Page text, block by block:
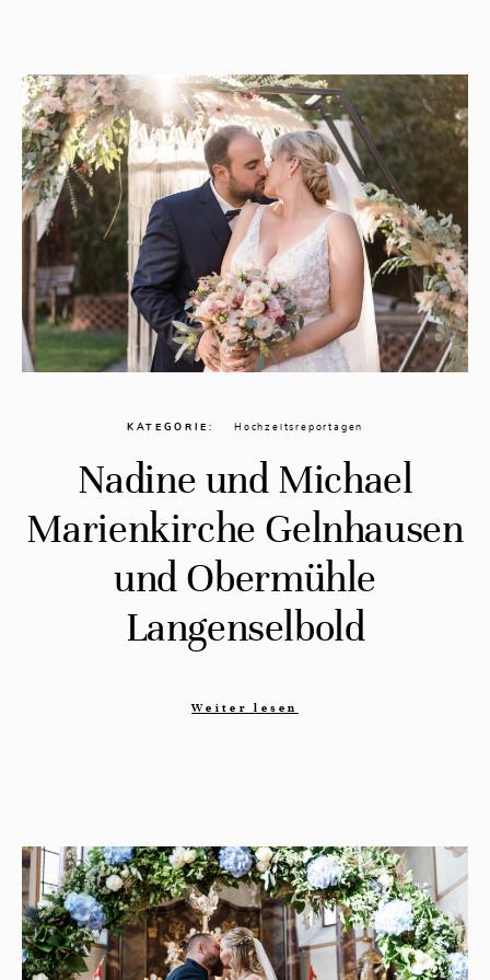
KATEGORIE Hochzeitsreportagen
Nadine und Michael
Marienkirche Gelnhausen
und Obermühle
Langenselbold
Weiter lesen